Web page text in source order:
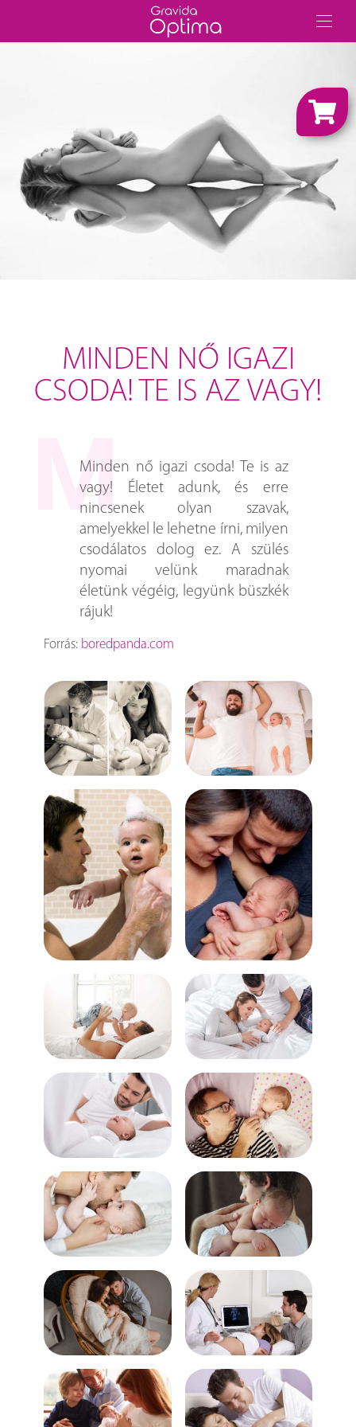
MINDEN NŐ IGAZI
CSODA! TE IS AZ VAGY!
Minden nő igazi csoda! Te is az
vagy! Életet adunk, és erre
nincsenek olyan szavak,
amelyekkel le lehetne írni, milyen
csodálatos dolog ez. A szülés
nyomai velünk maradnak
életünk végéig, legyünk büszkék
rájuk!
Forrás: boredpanda.com